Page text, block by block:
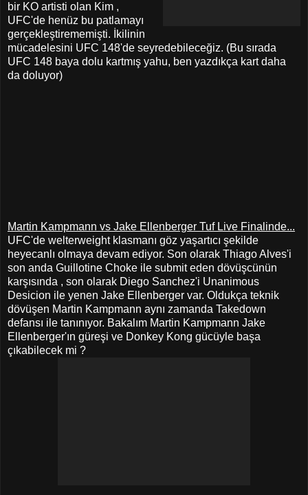
bir KO artisti olan Kim ,
UFC'de henüz bu patlamayı
gerçekleştirememişti. İkilinin
mücadelesini UFC 148'de seyredebileceğiz. (Bu sırada
UFC 148 baya dolu kartmış yahu, ben yazdıkça kart daha
da doluyor)
Martin Kampmann vs Jake Ellenberger Tuf Live Finalinde...
UFC'de welterweight klasmanı göz yaşartıcı şekilde
heyecanlı olmaya devam ediyor. Son olarak Thiago Alves'i
son anda Guillotine Choke ile submit eden dövüşcünün
karşısında , son olarak Diego Sanchez'i Unanimous
Desicion ile yenen Jake Ellenberger var. Oldukça teknik
dövüşen Martin Kampmann aynı zamanda Takedown
defansı ile tanınıyor. Bakalım Martin Kampmann Jake
Ellenberger'ın güreşi ve Donkey Kong gücüyle başa
çıkabilecek mi ?